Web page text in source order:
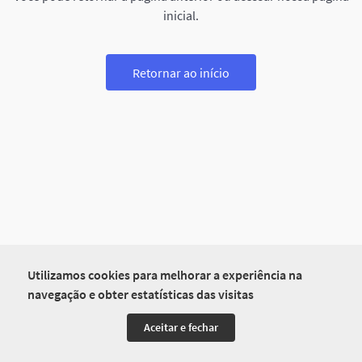
Utilizamos cookies para melhorar a experiência na
navegação e obter estatísticas das visitas
Aceitar e fechar
inicial.
Retornar ao início